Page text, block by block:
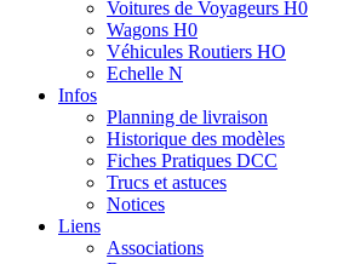
Voitures de Voyageurs H0
Wagons H0
Véhicules Routiers HO
Echelle N
Infos
Planning de livraison
Historique des modèles
Fiches Pratiques DCC
Trucs et astuces
Notices
Liens
Associations